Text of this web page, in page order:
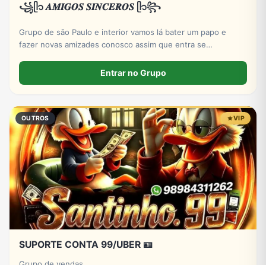
꧁ᥫ᭡ 𝑨𝑴𝑰𝑮𝑶𝑺 𝑺𝑰𝑵𝑪𝑬𝑹𝑶𝑺 ᥫ᭡꧂
Grupo de são Paulo e interior vamos lá bater um papo e
fazer novas amizades conosco assim que entra se
Entrar no Grupo
OUTROS VIP
SUPORTE CONTA 99/UBER 🪪